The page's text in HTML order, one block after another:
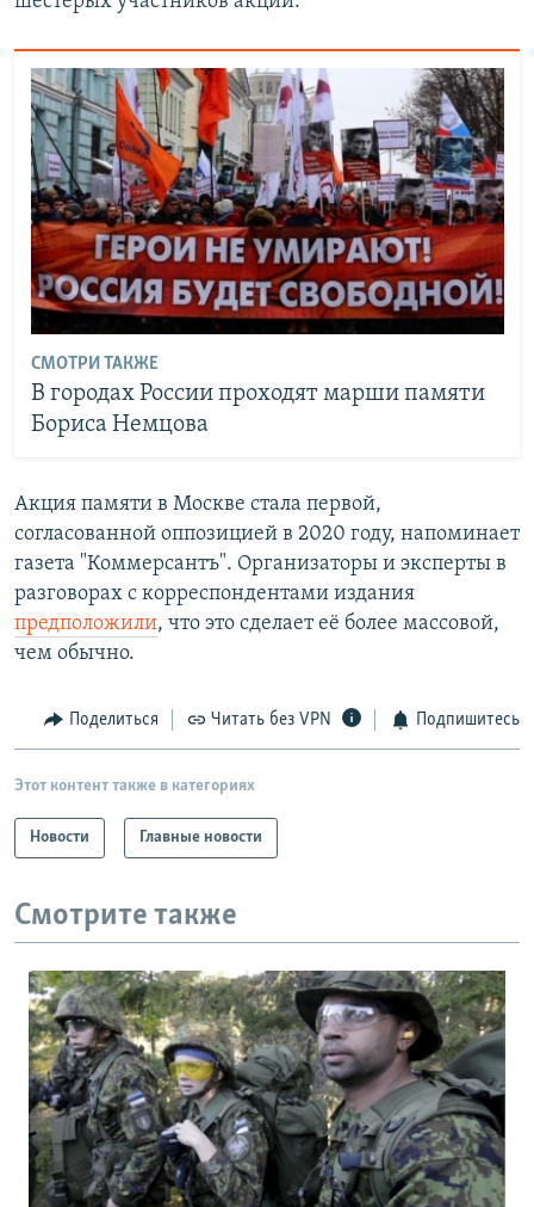
СМОТРИ ТАКЖЕ
В городах России проходят марши памяти
Бориса Немцова
Акция памяти в Москве стала первой,
согласованной оппозицией в 2020 году, напоминает
газета "Коммерсантъ". Организаторы и эксперты в
разговорах с корреспондентами издания
предположили, что это сделает её более массовой,
чем обычно.
Поделиться Читать без VPN Подпишитесь
Этот контент также в категориях
Новости Главные новости
Смотрите также